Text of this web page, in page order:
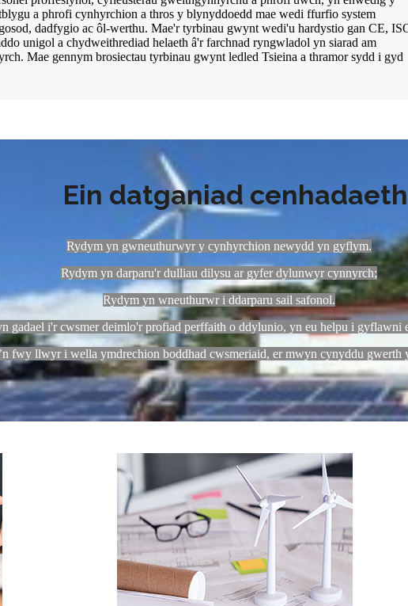
a phrofi cynhyrchion a thros y blynyddoedd mae wedi ffurfio system
dadfygio ac ôl-werthu. Mae'r tyrbinau gwynt wedi'u hardystio gan CE,
unigol a chydweithrediad helaeth â'r farchnad ryngwladol yn siarad am
Mae gennym brosiectau tyrbinau gwynt ledled Tsieina a thramor sydd i gyd
Ein datganiad cenhadaeth
Rydym yn gwneuthurwyr y cynhyrchion newydd yn gyflym.
Rydym yn darparu'r dulliau dilysu ar gyfer dylunwyr cynnyrch;
Rydym yn wneuthurwr i ddarparu sail safonol.
gadael i'r cwsmer deimlo'r profiad perffaith o ddylunio, yn eu helpu i gyflawni
fwy llwyr i wella ymdrechion boddhad cwsmeriaid, er mwyn cynyddu gwerth